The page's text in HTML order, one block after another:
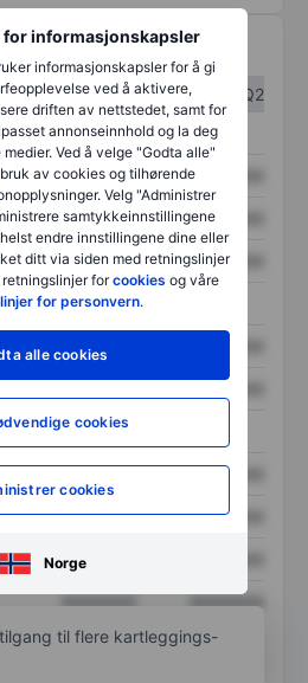
informasjonskapsler
informasjonskapsler for å gi
ved å aktivere,
driften av nettstedet, samt for
annonseinnhold og la deg
Ved å velge "Godta alle"
av cookies og tilhørende
Velg "Administrer
samtykkeinnstillingene
endre innstillingene dine eller
ditt via siden med retningslinjer
forcookies og våre
for personvern.
alle cookies
cookies
cookies
Norge
Q1
Q2
XXXXXXX XXXXXXX
XXXXXXX XXXXXXX
XXXXXXX XXXXXXX
XXXXXXX
XXXXXXX
XXXXXXX XXXXXXX
XXXXXXX
XXXXXXX
XXXXXXX
til flere kartleggings-